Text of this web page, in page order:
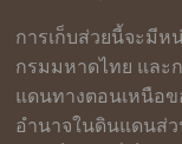
การเก็บส่วยนี้จะมีห
กรมมหาดไทย และ
แดนทางตอนเหนือข
อำนาจในดินแดนส่